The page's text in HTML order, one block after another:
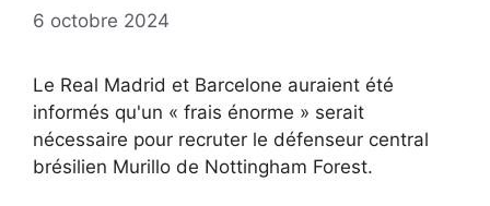
6 octobre 2024
Le Real Madrid et Barcelone auraient été
informés qu'un « frais énorme » serait
nécessaire pour recruter le défenseur central
brésilien Murillo de Nottingham Forest.